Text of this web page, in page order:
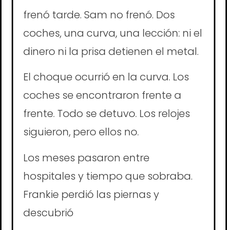
frenó tarde. Sam no frenó. Dos
coches, una curva, una lección: ni el
dinero ni la prisa detienen el metal.
El choque ocurrió en la curva. Los
coches se encontraron frente a
frente. Todo se detuvo. Los relojes
siguieron, pero ellos no.
Los meses pasaron entre
hospitales y tiempo que sobraba.
Frankie perdió las piernas y
descubrió